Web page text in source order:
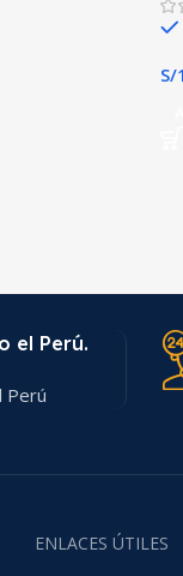
S/
el Perú.
Perú
ENLACES ÚTILES